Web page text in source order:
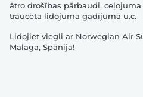
ātro drošības pārbaudi,
traucēta lidojuma gadījumā u.c.
Lidojiet viegli ar Norwegian Air
Malaga, Spānija!